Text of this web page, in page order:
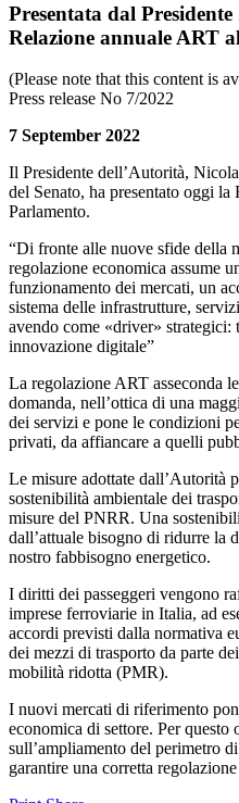
Presentata dal
Relazione annuale ART
(Please note that this content is
Press release No 7/2022
7 September 2022
Il Presidente dell’Autorità,
del Senato, ha presentato oggi
Parlamento.
“Di fronte alle nuove sfide della
regolazione economica assume
funzionamento dei mercati, un
sistema delle infrastrutture,
avendo come «driver» strategici:
innovazione digitale”
La regolazione ART asseconda
domanda, nell’ottica di una
dei servizi e pone le condizioni
privati, da affiancare a quelli
Le misure adottate dall’Autorità
sostenibilità ambientale dei
misure del PNRR. Una
dall’attuale bisogno di ridurre la
nostro fabbisogno energetico.
I diritti dei passeggeri vengono
imprese ferroviarie in Italia, ad
accordi previsti dalla normativa
dei mezzi di trasporto da parte
mobilità ridotta (PMR).
I nuovi mercati di riferimento
economica di settore. Per questo
sull’ampliamento del perimetro
garantire una corretta